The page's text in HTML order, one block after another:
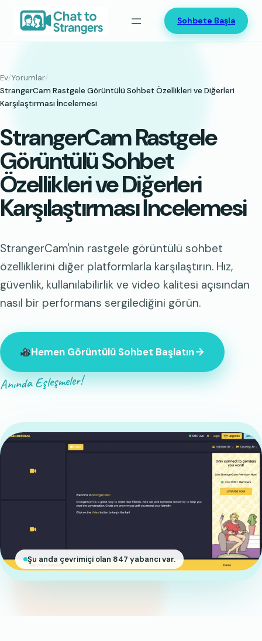
İçeriğe
Sohbete Başla
Ev/Yorumlar/
StrangerCam Rastgele Görüntülü Sohbet Özellikleri ve Diğerleri
Karşılaştırması İncelemesi
StrangerCam Rastgele
Görüntülü Sohbet
Özellikleri ve Diğerleri
Karşılaştırması İncelemesi
StrangerCam'nin rastgele görüntülü sohbet
özelliklerini diğer platformlarla karşılaştırın. Hız,
güvenlik, kullanılabilirlik ve video kalitesi açısından
nasıl bir performans sergilediğini görün.
Hemen Görüntülü Sohbet Başlatın
Anında Eşleşmeler!
Şu anda çevrimiçi olan 847 yabancı var.